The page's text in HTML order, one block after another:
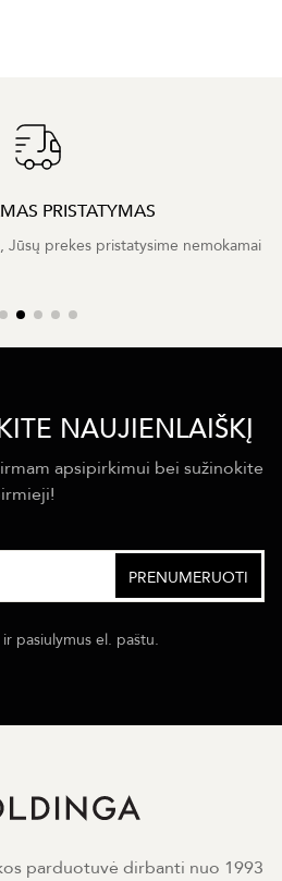
PRISTATYMAS
Jūsų prekes pristatysime nemokamai
NAUJIENLAIŠKĮ
apsipirkimui bei sužinokite
pasiulymus el. paštu.
parduotuvė dirbanti nuo 1993